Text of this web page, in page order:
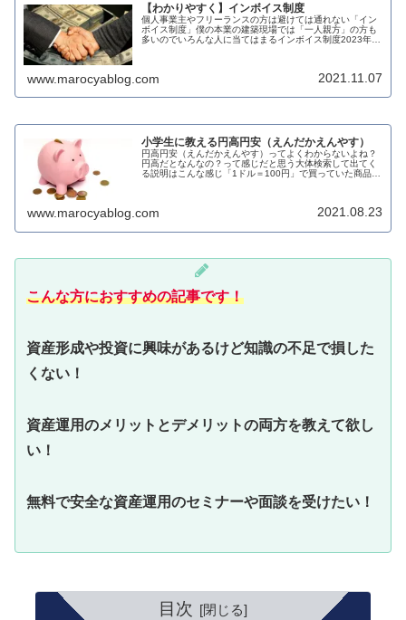
【わかりやすく】インボイス制度
個人事業主やフリーランスの方は避けては通れない「イン
ボイス制度」僕の本業の建築現場では「一人親方」の方も
多いのでいろんな人に当てはまるインボイス制度2023年
www.marocyablog.com 2021.11.07
小学生に教える円高円安（えんだかえんやす）
円高円安（えんだかえんやす）ってよくわからないよね？
円高だとなんなの？って感じだと思う大体検索して出てく
る説明はこんな感じ「1ドル＝100円」で買っていた商品を
www.marocyablog.com 2021.08.23
こんな方におすすめの記事です！
資産形成や投資に興味があるけど知識の不足で損した
くない！
資産運用のメリットとデメリットの両方を教えて欲し
い！
無料で安全な資産運用のセミナーや面談を受けたい！
目次